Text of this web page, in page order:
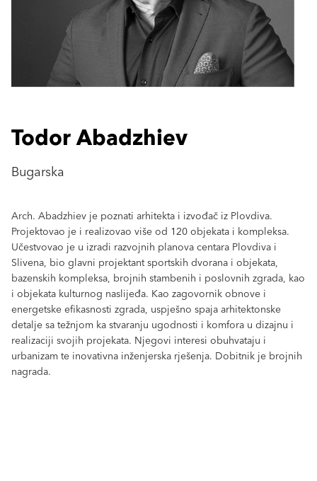
Todor Abadzhiev
Bugarska
Arch. Abadzhiev je poznati arhitekta i izvođač iz Plovdiva.
Projektovao je i realizovao više od 120 objekata i kompleksa.
Učestvovao je u izradi razvojnih planova centara Plovdiva i
Slivena, bio glavni projektant sportskih dvorana i objekata,
bazenskih kompleksa, brojnih stambenih i poslovnih zgrada, kao
i objekata kulturnog naslijeđa. Kao zagovornik obnove i
energetske efikasnosti zgrada, uspješno spaja arhitektonske
detalje sa težnjom ka stvaranju ugodnosti i komfora u dizajnu i
realizaciji svojih projekata. Njegovi interesi obuhvataju i
urbanizam te inovativna inženjerska rješenja. Dobitnik je brojnih
nagrada.